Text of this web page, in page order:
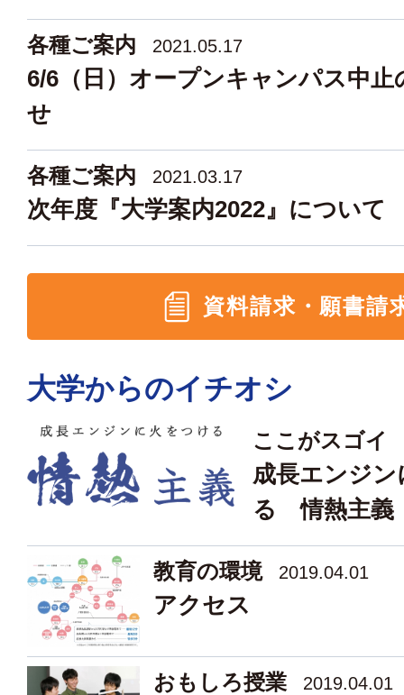
各種ご案内 2021.05.17
6/6（日）オープンキャンパス中止
せ
各種ご案内 2021.03.17
次年度『大学案内2022』について
資料請求・願書請
大学からのイチオシ
ここがスゴイ
成長エンジ
る 情熱主義
教育の環境 2019.04.01
アクセス
おもしろ授業 2019.04.01